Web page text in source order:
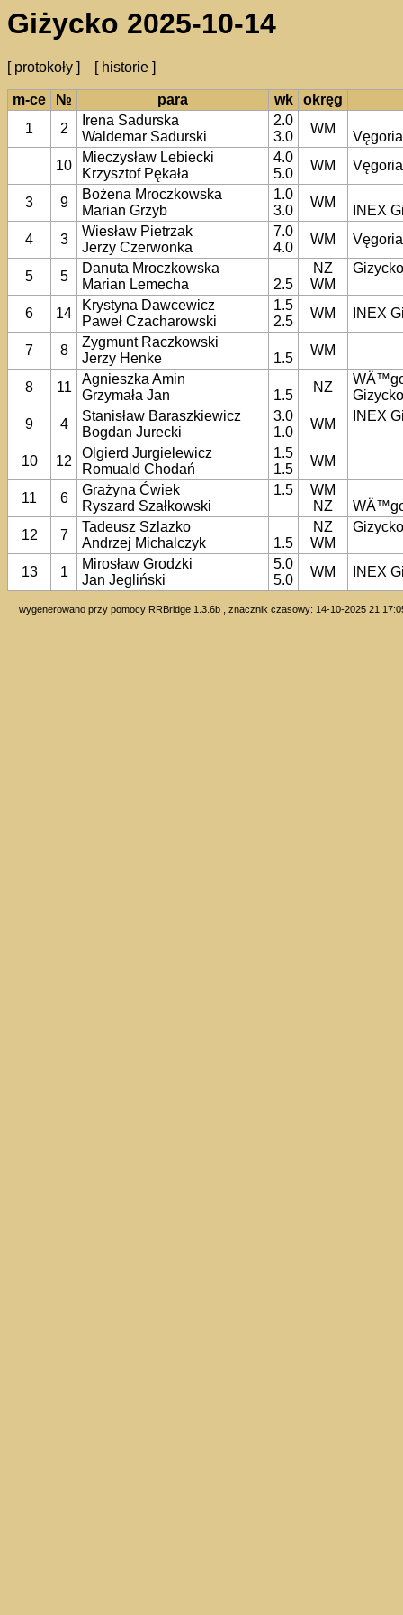
Giżycko 2025-10-14
[ protokoły ] [ historie ]
m-ce № para wk
okręg
1
2
Irena Sadurska 2.0
WM
Waldemar Sadurski 3.0
10
Mieczysław Lebiecki 4.0
WM
Krzysztof Pękała
5.0
3
9
Bożena Mroczkowska 1.0
WM
Marian Grzyb 3.0
INEX
4
3
Wiesław Pietrzak 7.0
WM
Jerzy Czerwonka
4.0
5
5
Danuta Mroczkowska NZ
Gizycko
Marian Lemecha
2.5
WM
6
14
Krystyna Dawcewicz 1.5
WM INEX
Paweł Czacharowski
2.5
7
8
Zygmunt Raczkowski
WM
Jerzy Henke
1.5
8
11
Agnieszka Amin
NZ
Grzymała Jan
1.5
Gizycko
9
4
Stanisław Baraszkiewicz 3.0
WM
INEX
Bogdan Jurecki
1.0
10
12
Olgierd Jurgielewicz 1.5
WM
Romuald Chodań
1.5
11
6
Grażyna Ćwiek 1.5
WM
Ryszard Szałkowski
NZ
12
7
Tadeusz Szlazko NZ
Gizycko
Andrzej Michalczyk
1.5
WM
13
1
Mirosław Grodzki 5.0
WM INEX
Jan Jegliński 5.0
wygenerowano przy pomocy RRBridge 1.3.6b , znacznik czasowy: 14-10-2025